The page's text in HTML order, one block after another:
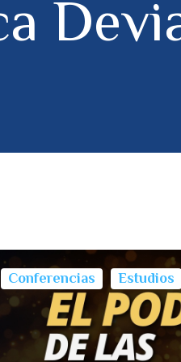
Conferencias Estudios